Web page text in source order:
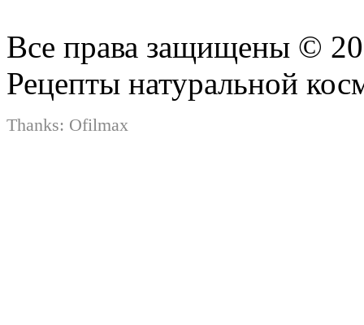
Все права защищены ©
Рецепты натуральной
Thanks: Ofilmax